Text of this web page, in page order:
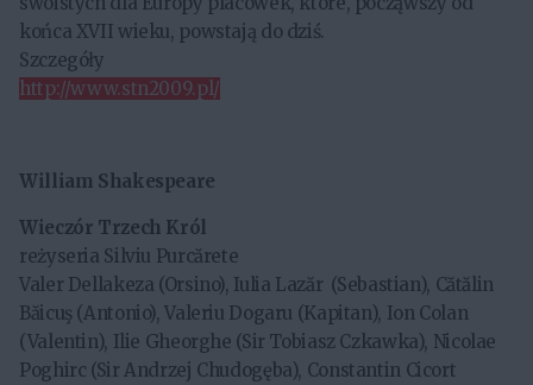
końca XVII wieku, powstają do dziś.
Szczegóły
http://www.stn2009.pl/
William Shakespeare
Wieczór Trzech Król
reżyseria Silviu Purcărete
Valer Dellakeza (Orsino), Iulia Lazăr (Sebastian), Cătălin
Băicuş (Antonio), Valeriu Dogaru (Kapitan), Ion Colan
(Valentin), Ilie Gheorghe (Sir Tobiasz Czkawka), Nicolae
Poghirc (Sir Andrzej Chudogęba), Constantin Cicort